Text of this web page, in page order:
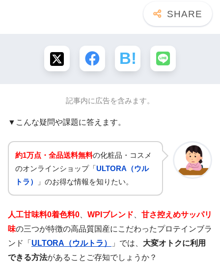
記事内に広告を含みます。
▼こんな疑問や課題に答えます。
約1万点・全品送料無料の化粧品・コスメ
のオンラインショップ「ULTORA（ウル
トラ）
」のお得な情報を知りたい。
人工甘味料0着色料0 WPIブレンド
甘さ控えめサッパリ
味の三つが特徴の高品質国産にこだわったプロテインブラ
ンド「 ULTORA（ウルトラ） 」では、 大変オトクに利用
できる方法があることご存知でしょうか？